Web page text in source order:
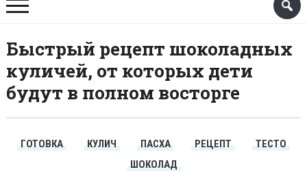
Быстрый рецепт шоколадных
куличей, от которых дети
будут в полном восторге
ГОТОВКА КУЛИЧ ПАСХА РЕЦЕПТ
ТЕСТО
ШОКОЛАД